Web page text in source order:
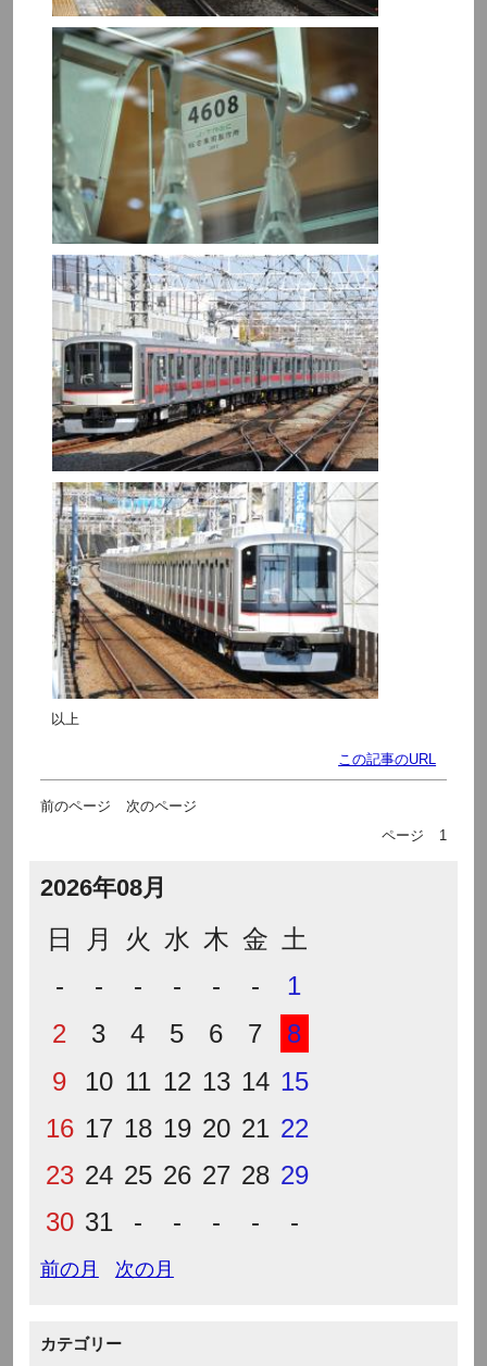
以上
この記事のURL
前のページ
次のページ
ページ
1
2026年08月
日 月 火 水 木 金 土
-
- - - - -
1
2
3 4 5 6 7
8
9
10 11 12 13 14 15
16 17 18 19 20 21 22
23 24 25 26 27 28 29
30 31 - - - - -
前の月 次の月
カテゴリー